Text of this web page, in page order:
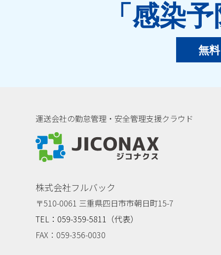
「感染
無
運送会社の勤怠管理・安全管理支援クラウド
株式会社フルバック
〒510-0061 三重県四日市市朝日町15-7
TEL：059-359-5811（代表）
FAX：059-356-0030